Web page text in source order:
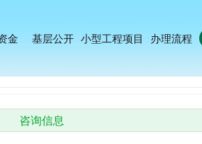
金 基层公开 小型工程项目 办理流程
咨询信息